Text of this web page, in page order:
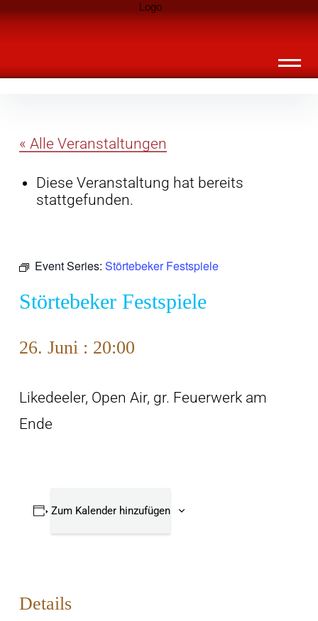
überspringen
Landknirpse – Die Zeitschrift für Leute
« Alle Veranstaltungen
Diese Veranstaltung hat bereits
stattgefunden.
Event Series: Störtebeker Festspiele
Störtebeker Festspiele
26. Juni : 20:00
Likedeeler, Open Air, gr. Feuerwerk am
Ende
Zum Kalender hinzufügen
Details